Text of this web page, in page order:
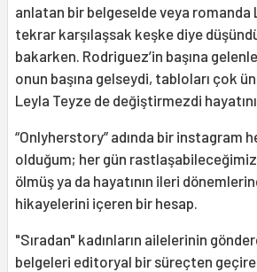
anlatan bir belgeselde veya romanda
tekrar karşılaşsak keşke diye
bakarken. Rodriguez’in başına
onun başına gelseydi, tabloları çok
Leyla Teyze de değiştirmezdi
“Onlyherstory” adında bir instagram
olduğum; her gün
ölmüş ya da hayatının ileri
hikayelerini içeren bir hesap.
"Sıradan" kadınların ailelerinin
belgeleri editoryal bir süreçten